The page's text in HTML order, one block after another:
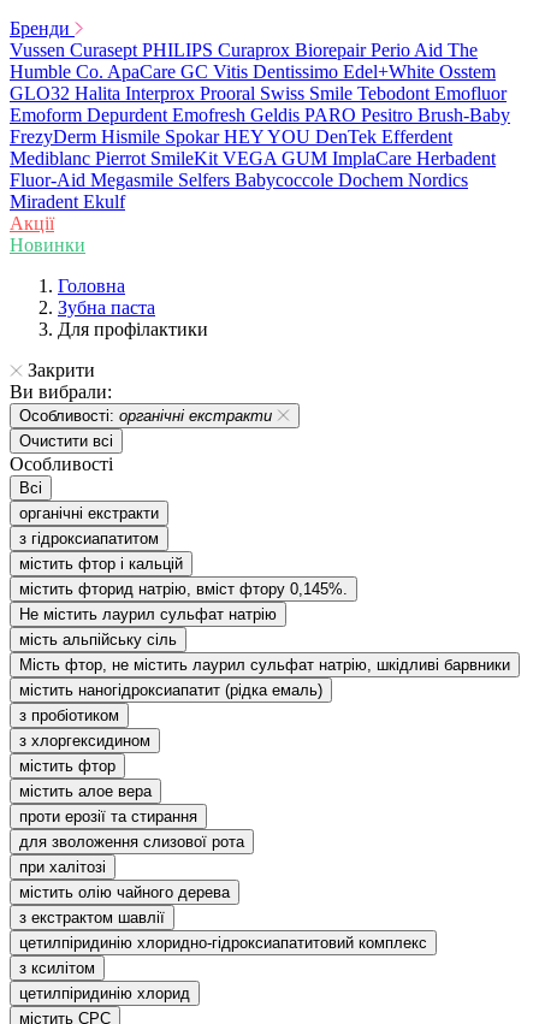
Бренди
Vussen Curasept PHILIPS Curaprox Biorepair Perio Aid The
Humble Co. ApaCare GC Vitis Dentissimo Edel+White Osstem
GLO32 Halita Interprox Prooral Swiss Smile Tebodont Emofluor
Emoform Depurdent Emofresh Geldis PARO Pesitro Brush-Baby
FrezyDerm Hismile Spokar HEY YOU DenTek Efferdent
Mediblanc Pierrot SmileKit VEGAGUM ImplaCare Herbadent
Fluor-Aid Megasmile Selfers Babycoccole Dochem Nordics
Miradent Ekulf
Акції
Новинки
Головна
Зубна паста
Для профілактики
Закрити
Ви вибрали:
Особливості: органічні екстракти
Очистити всі
Особливості
Всі
органічні екстракти
з гідроксиапатитом
містить фтор і кальцій
містить фторид натрію, вміст фтору 0,145%.
Не містить лаурил сульфат натрію
мість альпійську сіль
Мість фтор, не містить лаурил сульфат натрію, шкідливі барвники
містить наногідроксиапатит (рідка емаль)
з пробіотиком
з хлоргексидином
містить фтор
містить алое вера
проти ерозії та стирання
для зволоження слизової рота
при халітозі
містить олію чайного дерева
з екстрактом шавлії
цетилпіридинію хлоридно-гідроксиапатитовий комплекс
з ксилітом
цетилпіридинію хлорид
містить CPC